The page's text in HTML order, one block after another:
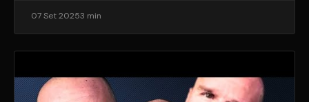
07 Set 20253 min